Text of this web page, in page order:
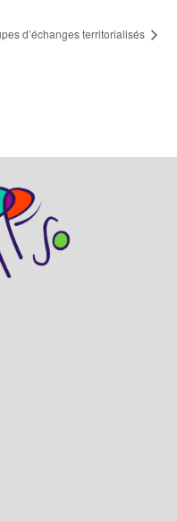
d’échanges territorialisés